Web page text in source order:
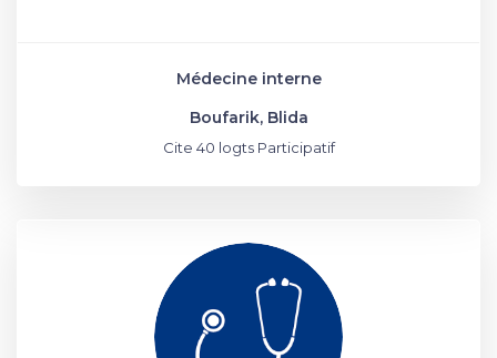
Médecine interne
Boufarik, Blida
Cite 40 logts Participatif